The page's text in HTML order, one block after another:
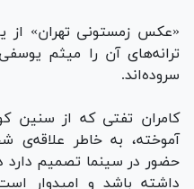
«عکس زمستونی تهران»
ترانه‌های آن را میثم
سروده‌اند.
کامران تفتی که از سنین
آموخته، به خاطر
حضور در سینما تصمیم
داشته باشد و امیدوار